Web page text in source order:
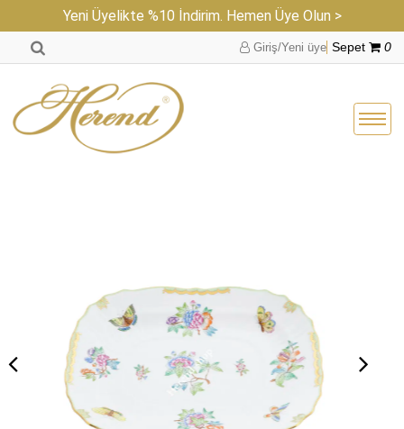
Yeni Üyelikte %10 İndirim. Hemen Üye Olun >
Giriş/Yeni üye Sepet 0